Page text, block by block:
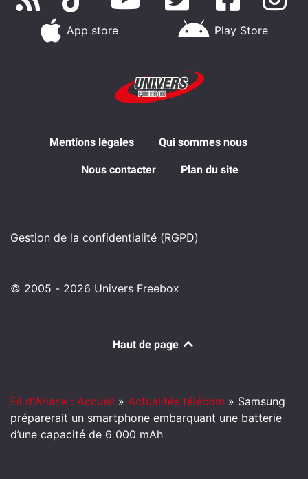
App store Play Store
Mentions légales Qui sommes nous
Nous contacter Plan du site
Gestion de la confidentialité (RGPD)
© 2005 - 2026 Univers Freebox
Haut de page
Fil d'Ariane : Accueil » Actualités télécom » Samsung
préparerait un smartphone embarquant une batterie
d’une capacité de 6 000 mAh